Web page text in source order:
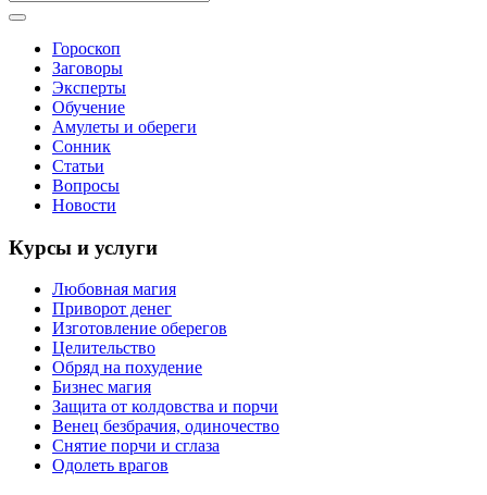
Гороскоп
Заговоры
Эксперты
Обучение
Амулеты и обереги
Сонник
Статьи
Вопросы
Новости
Курсы и услуги
Любовная магия
Приворот денег
Изготовление оберегов
Целительство
Обряд на похудение
Бизнес магия
Защита от колдовства и порчи
Венец безбрачия, одиночество
Снятие порчи и сглаза
Одолеть врагов